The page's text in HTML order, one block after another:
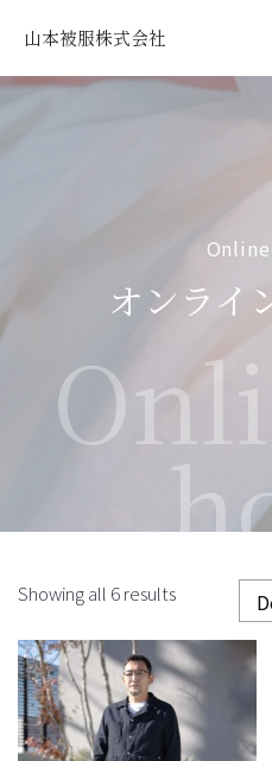
山本被服株式会社
オンライ
Showing all 6 results